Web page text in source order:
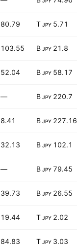
5.71 T
JPY
80.79
21.8 B
JPY
103.55
58.17 B
JPY
52.04
220.7 B
JPY
—
227.16 B
JPY
8.41
102.1 B
JPY
32.13
79.45 B
JPY
—
26.55 B
JPY
39.73
2.02 T
JPY
19.44
3.03 T
JPY
84.83